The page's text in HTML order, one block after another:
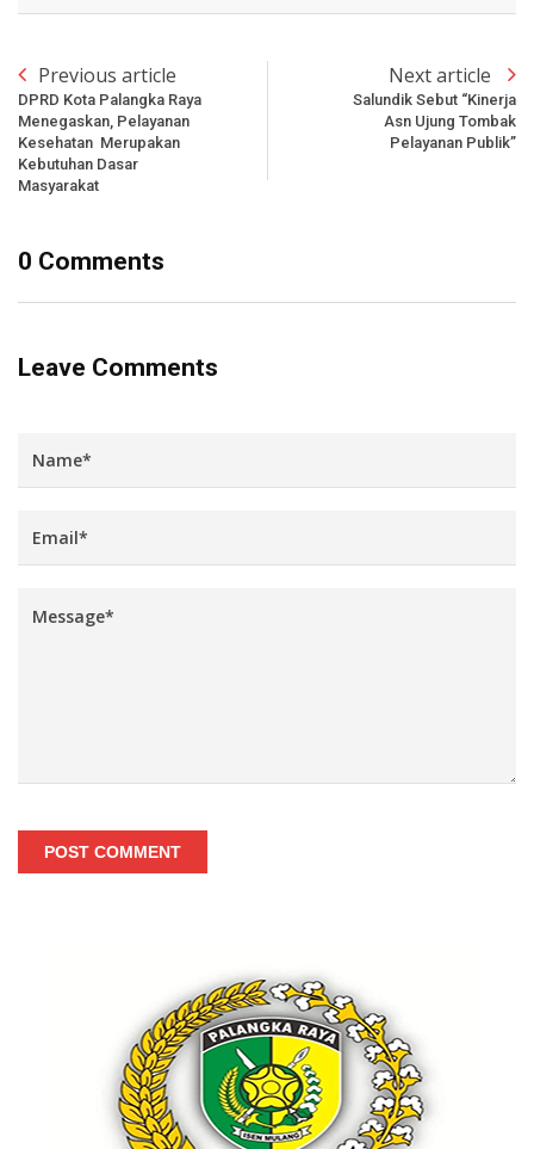
Previous article
DPRD Kota Palangka Raya
Menegaskan, Pelayanan
Kesehatan Merupakan
Kebutuhan Dasar
Masyarakat
Next article
Salundik Sebut “Kinerja
Asn Ujung Tombak
Pelayanan Publik”
0 Comments
Leave Comments
POST COMMENT